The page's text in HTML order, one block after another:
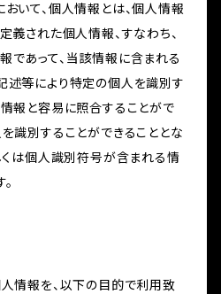
いて、個人情報とは、個人情報
義された個人情報、すなわち、
であって、当該情報に含まれる
述等により特定の個人を識別す
報と容易に照合することがで
識別することができることとな
くは個人識別符号が含まれる情
人情報を、以下の目的で利用致